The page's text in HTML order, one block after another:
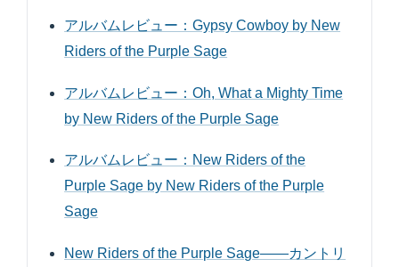
アルバムレビュー：Gypsy Cowboy by New
Riders of the Purple Sage
アルバムレビュー：Oh, What a Mighty Time
by New Riders of the Purple Sage
アルバムレビュー：New Riders of the
Purple Sage by New Riders of the Purple
Sage
New Riders of the Purple Sage――カントリ